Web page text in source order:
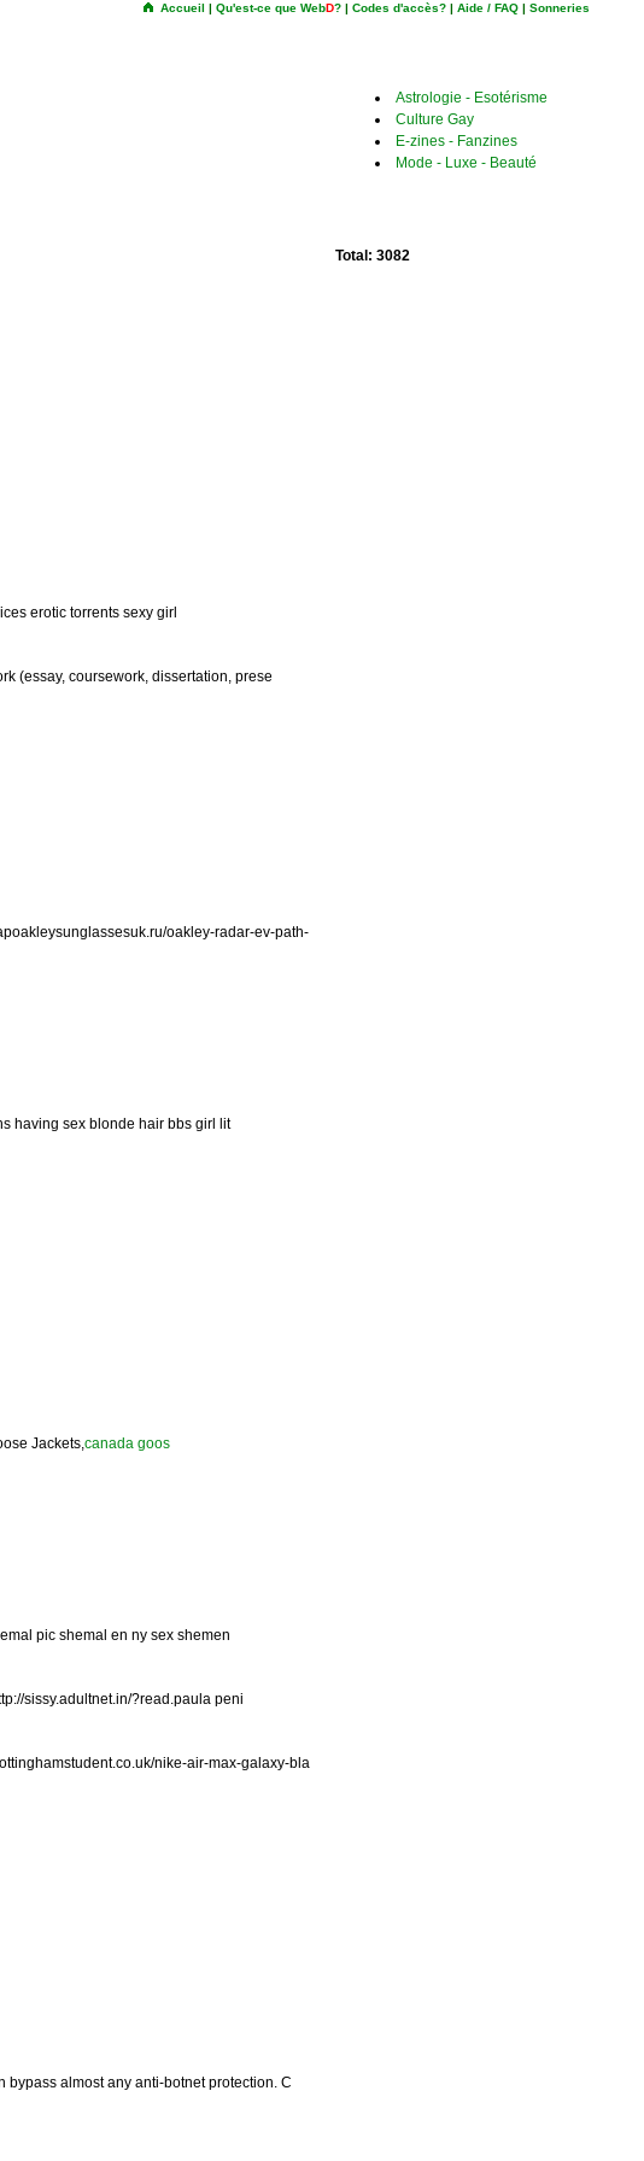
Accueil | Qu'est-ce que WebD?| Codes d'accès?| Aide / FAQ| Sonneries
Astrologie - Esotérisme
Culture Gay
E-zines - Fanzines
Mode - Luxe - Beauté
Total: 3082
erotic torrents sexy girl
(essay, coursework, dissertation, prese
oakley-radar-ev-path-
having sex blonde hair bbs girl lit
Jackets,canada goos
pic shemal en ny sex shemen
sissy.adultnet.in/?read.paula peni
nike-air-max-galaxy-bla
almost any anti-botnet protection. C